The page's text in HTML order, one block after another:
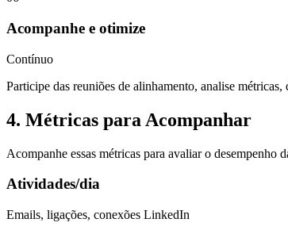
Acompanhe e otimize
Contínuo
Participe das reuniões de alinhamento, analise
4. Métricas para Acompanhar
Acompanhe essas métricas para avaliar o
Atividades/dia
Emails, ligações, conexões LinkedIn